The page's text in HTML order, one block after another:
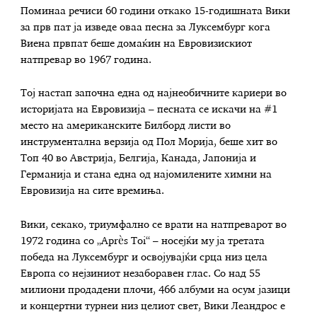
Поминаа речиси 60 години откако 15-годишната Вики
за прв пат ја изведе оваа песна за Луксембург кога
Виена првпат беше домаќин на Евровизискиот
натпревар во 1967 година.
Тој настап започна една од најнеобичните кариери во
историјата на Евровизија – песната се искачи на #1
место на американските Билборд листи во
инструментална верзија од Пол Морија, беше хит во
Топ 40 во Австрија, Белгија, Канада, Јапонија и
Германија и стана една од најомилените химни на
Евровизија на сите времиња.
Вики, секако, триумфално се врати на натпреварот во
1972 година со „Après Toi“ – носејќи му ја третата
победа на Луксембург и освојувајќи срца низ цела
Европа со нејзиниот незаборавен глас. Со над 55
милиони продадени плочи, 466 албуми на осум јазици
и концертни турнеи низ целиот свет, Вики Леандрос е